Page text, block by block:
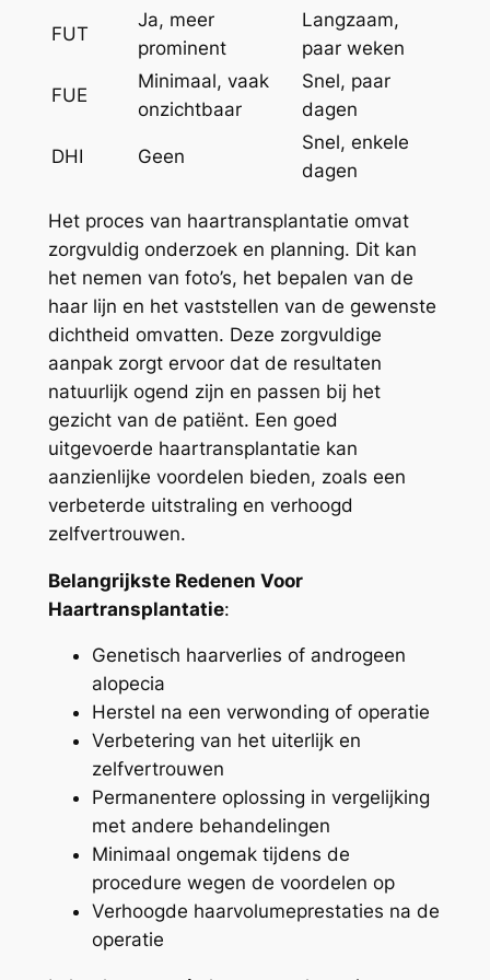
FUT
Ja, meer
prominent
Langzaam,
paar weken
FUE
Minimaal, vaak
onzichtbaar
Snel, paar
dagen
DHI Geen
Snel, enkele
dagen
Het proces van haartransplantatie omvat
zorgvuldig onderzoek en planning. Dit kan
het nemen van foto’s, het bepalen van de
haar lijn en het vaststellen van de gewenste
dichtheid omvatten. Deze zorgvuldige
aanpak zorgt ervoor dat de resultaten
natuurlijk ogend zijn en passen bij het
gezicht van de patiënt. Een goed
uitgevoerde haartransplantatie kan
aanzienlijke voordelen bieden, zoals een
verbeterde uitstraling en verhoogd
zelfvertrouwen.
Belangrijkste Redenen Voor
Haartransplantatie:
Genetisch haarverlies of androgeen
alopecia
Herstel na een verwonding of operatie
Verbetering van het uiterlijk en
zelfvertrouwen
Permanentere oplossing in vergelijking
met andere behandelingen
Minimaal ongemak tijdens de
procedure wegen de voordelen op
Verhoogde haarvolumeprestaties na de
operatie